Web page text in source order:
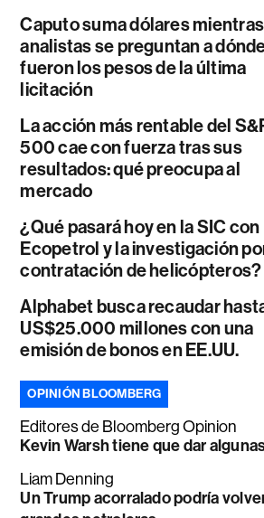
Caputo suma dólares mientras
analistas se preguntan a
fueron los pesos de la última
licitación
La acción más rentable del
500 cae con fuerza tras sus
resultados: qué preocupa al
mercado
¿Qué pasará hoy en la SIC con
Ecopetrol y la investigación
contratación de helicópteros?
Alphabet busca recaudar
US$25.000 millones con una
emisión de bonos en EE.UU.
OPINIÓN BLOOMBERG
Editores de Bloomberg Opinion
Kevin Warsh tiene que dar
Liam Denning
Un Trump acorralado podría